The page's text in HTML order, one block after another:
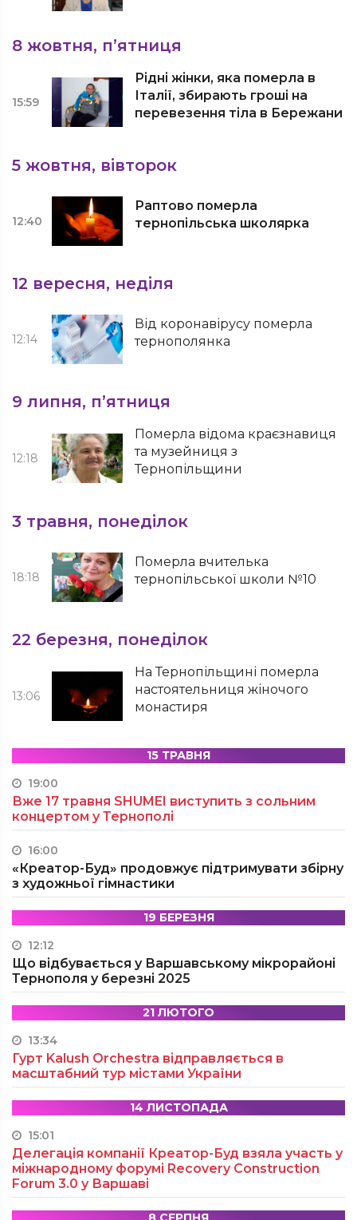
8 жовтня, п’ятниця
15:59
Рідні жінки, яка померла в
Італії, збирають гроші на
перевезення тіла в Бережани
5 жовтня, вівторок
12:40
Раптово померла
тернопільська школярка
12 вересня, неділя
12:14
Від коронавірусу померла
тернополянка
9 липня, п’ятниця
12:18
Померла відома краєзнавиця
та музейниця з
Тернопільщини
3 травня, понеділок
18:18
Померла вчителька
тернопільської школи №10
22 березня, понеділок
13:06
На Тернопільщині померла
настоятельниця жіночого
монастиря
15 ТРАВНЯ
19:00
Вже 17 травня SHUMEI виступить з сольним
концертом у Тернополі
16:00
«Креатор-Буд» продовжує підтримувати збірну
з художньої гімнастики
19 БЕРЕЗНЯ
12:12
Що відбувається у Варшавському мікрорайоні
Тернополя у березні 2025
21 ЛЮТОГО
13:34
Гурт Kalush Orchestra відправляється в
масштабний тур містами України
14 ЛИСТОПАДА
15:01
Делегація компанії Креатор-Буд взяла участь у
міжнародному форумі Recovery Construction
Forum 3.0 у Варшаві